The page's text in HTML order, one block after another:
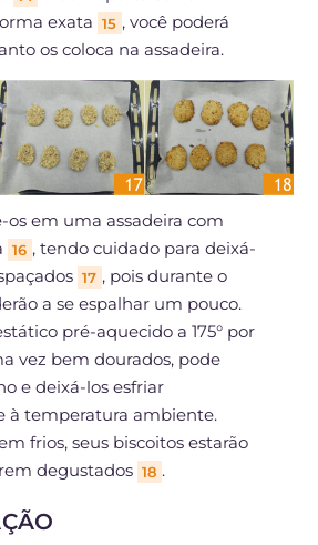
exata 15 , você poderá
os coloca na assadeira.
os em uma assadeira com
16 , tendo cuidado para deixá-
17 , pois durante o
a se espalhar um pouco.
pré-aquecido a 175° por
vez bem dourados, pode
e deixá-los esfriar
à temperatura ambiente.
frios, seus biscoitos estarão
degustados 18 .